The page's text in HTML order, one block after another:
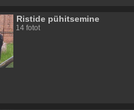
Ristide pühitsemine
14 fotot